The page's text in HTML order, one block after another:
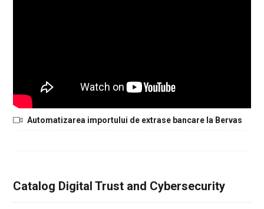
Automatizarea importului de extrase bancare la Bervas
Catalog Digital Trust and Cybersecurity